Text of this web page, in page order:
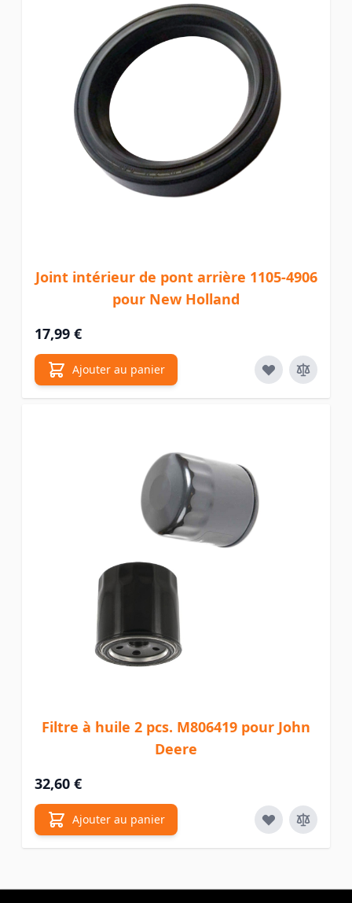
Joint intérieur de pont arrière 1105-4906
pour New Holland
17,99 €
Ajouter au panier
Filtre à huile 2 pcs. M806419 pour John
Deere
32,60 €
Ajouter au panier